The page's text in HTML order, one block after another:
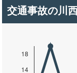
交通事故の川